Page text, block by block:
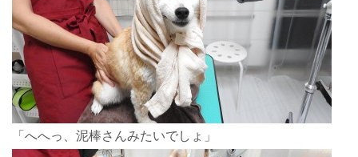
「へへっ、泥棒さんみたいでしょ」